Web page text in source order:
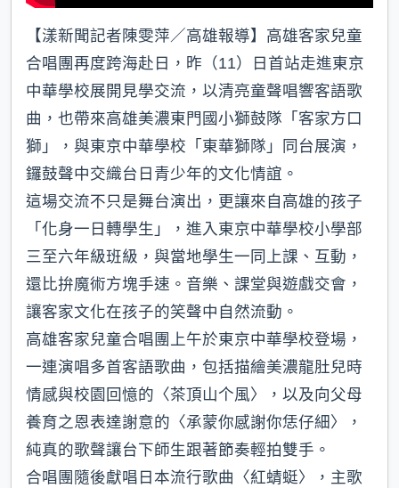
【漾新聞記者陳雯萍／高雄報導】高雄客家兒童
合唱團再度跨海赴日，昨（11）日首站走進東京
中華學校展開見學交流，以清亮童聲唱響客語歌
曲，也帶來高雄美濃東門國小獅鼓隊「客家方口
獅」，與東京中華學校「東華獅隊」同台展演，
鑼鼓聲中交織台日青少年的文化情誼。
這場交流不只是舞台演出，更讓來自高雄的孩子
「化身一日轉學生」，進入東京中華學校小學部
三至六年級班級，與當地學生一同上課、互動，
還比拚魔術方塊手速。音樂、課堂與遊戲交會，
讓客家文化在孩子的笑聲中自然流動。
高雄客家兒童合唱團上午於東京中華學校登場，
一連演唱多首客語歌曲，包括描繪美濃龍肚兒時
情感與校園回憶的〈茶頂山个風〉，以及向父母
養育之恩表達謝意的〈承蒙你感謝你恁仔細〉，
純真的歌聲讓台下師生跟著節奏輕拍雙手。
合唱團隨後獻唱日本流行歌曲〈紅蜻蜓〉，主歌